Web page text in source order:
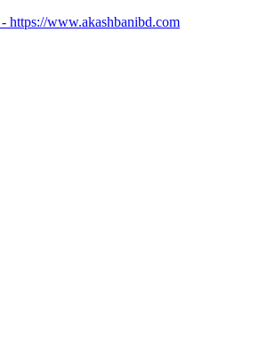
https://www.akashbanibd.com